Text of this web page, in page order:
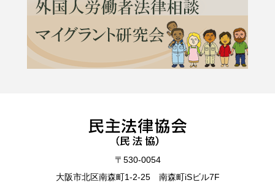
〒530-0054
大阪市北区南森町1-2-25 南森町iSビル7F